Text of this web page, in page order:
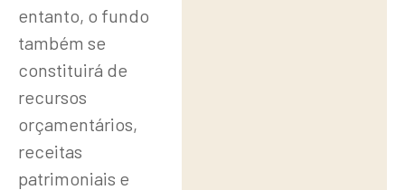
entanto, o fundo
também se
constituirá de
recursos
orçamentários,
receitas
patrimoniais e